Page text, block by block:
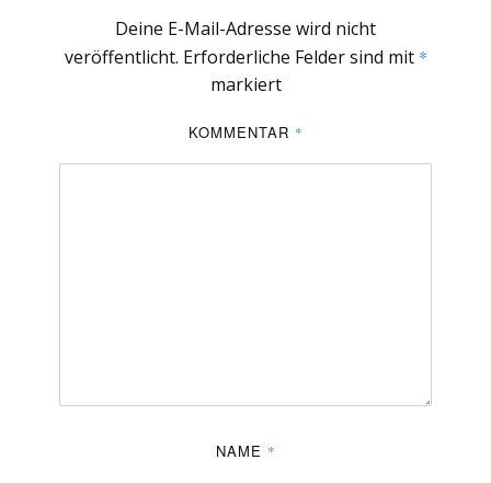
Deine E-Mail-Adresse wird nicht
veröffentlicht. Erforderliche Felder sind mit *
markiert
KOMMENTAR *
NAME *